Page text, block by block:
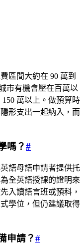
區間大約在 90 萬到
市有機會壓在百萬以
萬以上。做預算時
形支出一起納入，而
嗎？#
語母語申請者提供托
全英語授課的證明來
入讀語言班或預科，
學位，但仍建議取得
申請？#